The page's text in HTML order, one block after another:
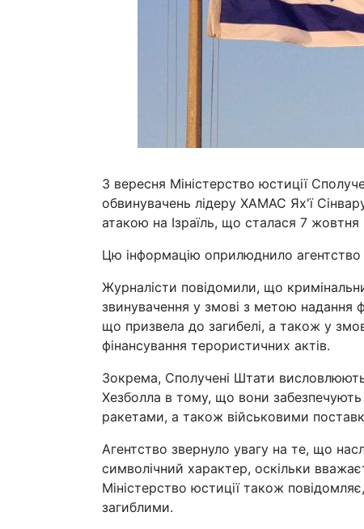
3 вересня Міністерство юстиції
обвинувачень лідеру ХАМАС Ях'ї
атакою на Ізраїль, що сталася 7
Цю інформацію оприлюднило
Журналісти повідомили, що
звинувачення у змові з метою надання
що призвела до загибелі, а також у
фінансування терористичних актів.
Зокрема, Сполучені Штати висловлюють
Хезболла в тому, що вони
ракетами, а також військовими
Агентство звернуло увагу на те, що
символічний характер, оскільки
Міністерство юстиції також
загиблими.